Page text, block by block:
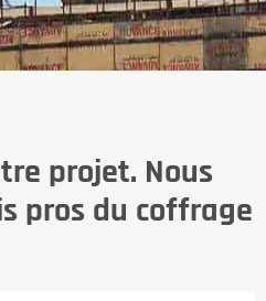
projet. Nous
pros du coffrage